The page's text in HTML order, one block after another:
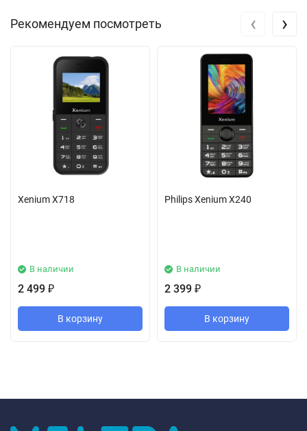
Рекомендуем посмотреть
Xenium X718
В наличии
2 499 ₽
В корзину
Philips Xenium X240
В наличии
2 399 ₽
В корзину
‹ ›